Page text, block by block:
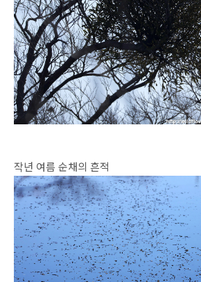
작년 여름 순채의 흔적